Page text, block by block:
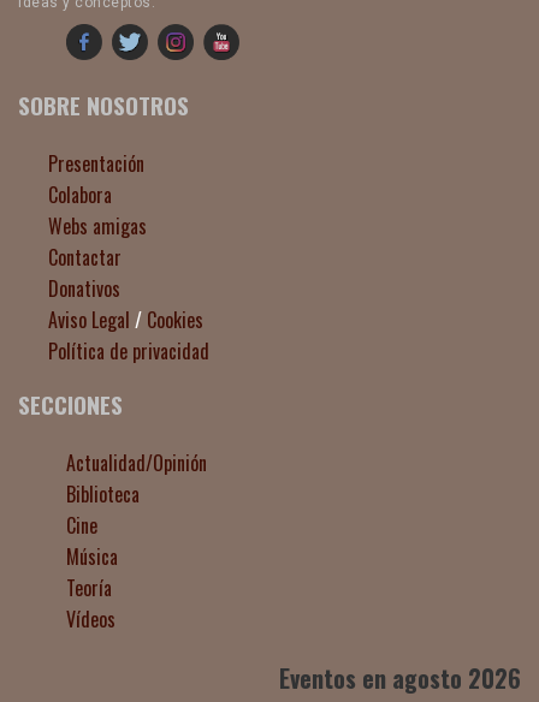
SOBRE NOSOTROS
Presentación
Colabora
Webs amigas
Contactar
Donativos
Aviso Legal / Cookies
Política de privacidad
SECCIONES
Actualidad/Opinión
Biblioteca
Cine
Música
Teoría
Vídeos
Eventos en agosto 2026